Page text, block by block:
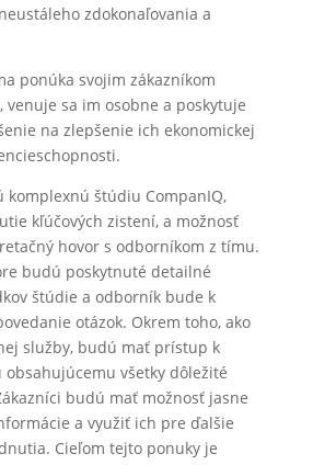
zdokonaľovania a
ponúka svojim zákazníkom
venuje sa im osobne a poskytuje
na zlepšenie ich ekonomickej
komplexnú štúdiu CompanIQ,
kľúčových zistení, a možnosť
hovor s odborníkom z tímu.
budú poskytnuté detailné
štúdie a odborník bude k
otázok. Okrem toho, ako
služby, budú mať prístup k
všetky dôležité
budú mať možnosť jasne
a využiť ich pre ďalšie
Cieľom tejto ponuky je